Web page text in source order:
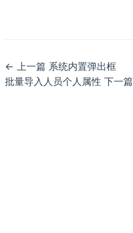
上一篇 系统内置弹出框
批量导入人员个人属性 下一篇